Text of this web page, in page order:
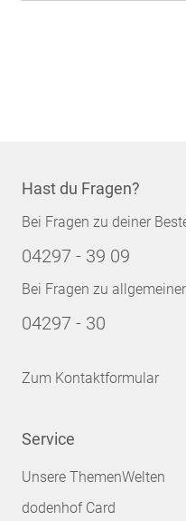
Hast du Fragen?
Bei Fragen zu deiner
04297 - 39 09
Bei Fragen zu
04297 - 30
Zum Kontaktformular
Service
Unsere ThemenWelten
dodenhof Card